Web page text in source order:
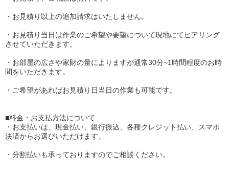
・お見積り以上の追加請求はいたしません。
・お見積り当日は作業のご希望や要望について現地にてヒアリング
させていただきます。
・お部屋の広さや家財の量によりますが通常30分~1時間程度のお時
間をいただきます。
・ご希望があればお見積り日当日の作業も可能です。
■料金・お支払方法について
・お支払いは、現金払い、銀行振込、各種クレジット払い、スマホ
決済からお選びいただけます。
・分割払いも承っておりますのでご相談ください。